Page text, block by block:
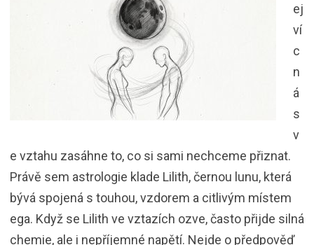
ej
ví
c
n
á
s
v
e vztahu zasáhne to, co si sami nechceme přiznat.
Právě sem astrologie klade Lilith, černou lunu, která
bývá spojená s touhou, vzdorem a citlivým místem
ega. Když se Lilith ve vztazích ozve, často přijde silná
chemie, ale i nepříjemné napětí. Nejde o předpověď